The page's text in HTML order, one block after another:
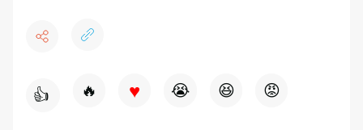
👍 🔥 ♥ 😭 😆 😡